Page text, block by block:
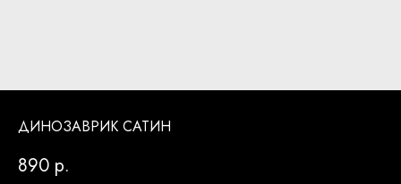
ДИНОЗАВРИК САТИН
890 р.